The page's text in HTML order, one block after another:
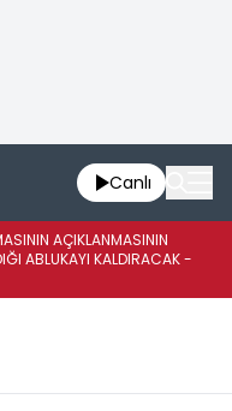
Canlı
AÇIKLANMASININ
ABLUKAYI KALDIRACAK -